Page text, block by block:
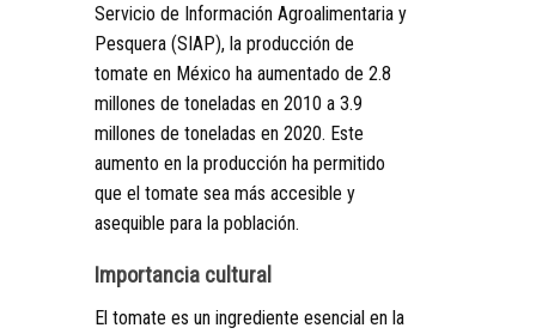
Servicio de Información Agroalimentaria y
Pesquera (SIAP), la producción de
tomate en México ha aumentado de 2.8
millones de toneladas en 2010 a 3.9
millones de toneladas en 2020. Este
aumento en la producción ha permitido
que el tomate sea más accesible y
asequible para la población.
Importancia cultural
El tomate es un ingrediente esencial en la